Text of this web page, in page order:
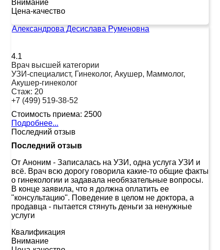
Внимание
Цена-качество
Александрова Десислава Руменовна
4.1
Врач высшей категории
УЗИ-специалист, Гинеколог, Акушер, Маммолог,
Акушер-гинеколог
Стаж: 20
+7 (499) 519-38-52
Стоимость приема: 2500
Подробнее...
Последний отзыв
Последний отзыв
От Аноним - Записалась на УЗИ, одна услуга УЗИ и
всё. Врач всю дорогу говорила какие-то общие факты
о гинекологии и задавала необязательные вопросы.
В конце заявила, что я должна оплатить ее
"консультацию". Поведение в целом не доктора, а
продавца - пытается стянуть деньги за ненужные
услуги
Квалификация
Внимание